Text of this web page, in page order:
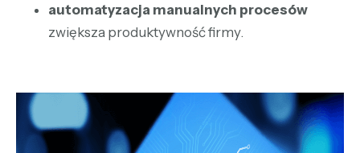
automatyzacja manualnych procesów
zwiększa produktywność firmy.